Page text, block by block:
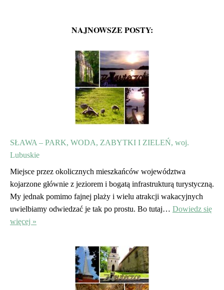
NAJNOWSZE POSTY:
SŁAWA – PARK, WODA, ZABYTKI I ZIELEŃ, woj.
Lubuskie
Miejsce przez okolicznych mieszkańców województwa
kojarzone głównie z jeziorem i bogatą infrastrukturą turystyczną.
My jednak pomimo fajnej plaży i wielu atrakcji wakacyjnych
uwielbiamy odwiedzać je tak po prostu. Bo tutaj… Dowiedz się
więcej »